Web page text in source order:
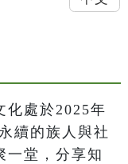
化處於2025年
續的族人與社
一堂，分享知